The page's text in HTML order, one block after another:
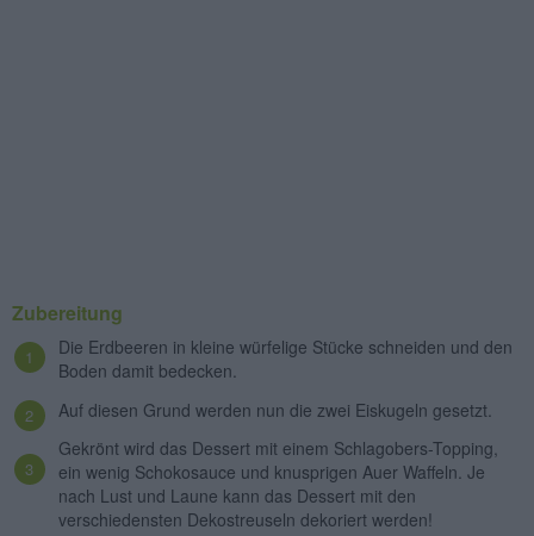
Zubereitung
Die Erdbeeren in kleine würfelige Stücke schneiden und den
Boden damit bedecken.
Auf diesen Grund werden nun die zwei Eiskugeln gesetzt.
Gekrönt wird das Dessert mit einem Schlagobers-Topping,
ein wenig Schokosauce und knusprigen Auer Waffeln. Je
nach Lust und Laune kann das Dessert mit den
verschiedensten Dekostreuseln dekoriert werden!